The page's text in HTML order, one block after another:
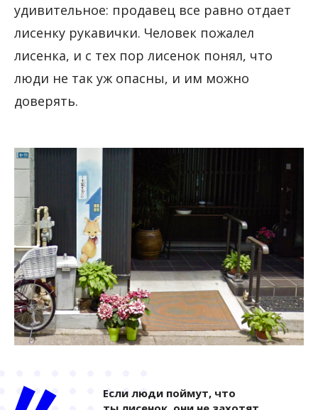
удивительное: продавец все равно отдает
лисенку рукавички. Человек пожалел
лисенка, и с тех пор лисенок понял, что
люди не так уж опасны, и им можно
доверять.
Если люди поймут, что